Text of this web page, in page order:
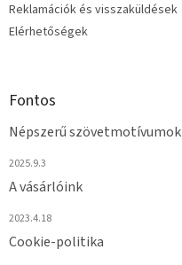
Reklamációk és visszaküldések
Elérhetőségek
Fontos
Népszerű szövetmotívumok
2025.9.3
A vásárlóink
2023.4.18
Cookie-politika